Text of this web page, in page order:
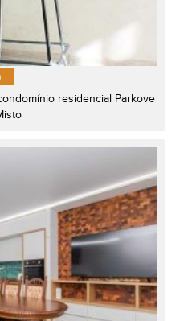
residencial Parkove